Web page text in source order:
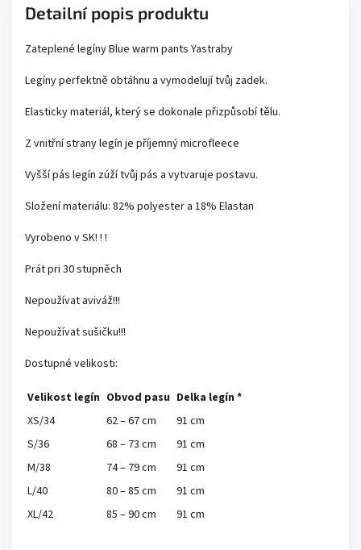
Detailní popis produktu
Zateplené legíny Blue warm pants Yastraby
Legíny perfektně obtáhnu a vymodelují tvůj zadek.
Elasticky materiál, který se dokonale přizpůsobí tělu.
Z vnitřní strany legín je příjemný microfleece
Vyšší pás legín zúží tvůj pás a vytvaruje postavu.
Složení materiálu: 82% polyester a 18% Elastan
Vyrobeno v SK! ! !
Prát pri 30 stupněch
Nepoužívat aviváž!!!
Nepoužívat sušičku!!!
Dostupné velikosti:
Velikost legín Obvod pasu Delka legín *
XS/34
62 – 67 cm
91 cm
S/36
68 – 73 cm
91 cm
M/38
74 – 79 cm
91 cm
L/40
80 – 85 cm
91 cm
XL/42
85 – 90 cm 91 cm